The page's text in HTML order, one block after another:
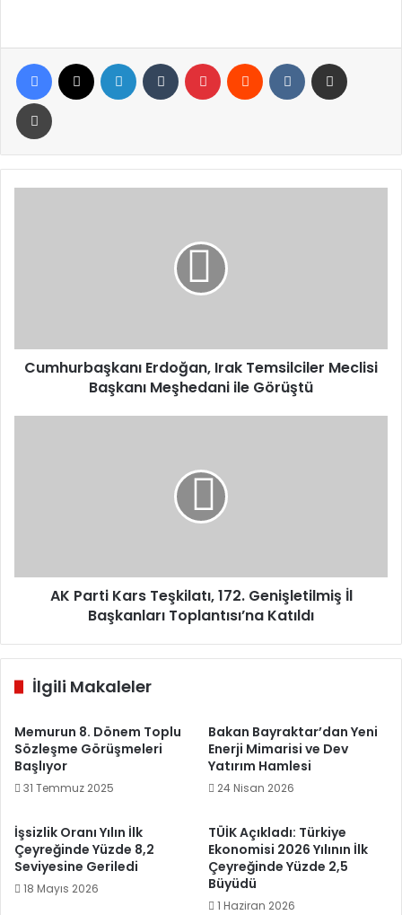
Facebook LinkedIn Tumblr Pinterest Reddit VKontakte
Yazdır
Görüştü
Cumhurbaşkanı Erdoğan, Irak Temsilciler Meclisi
Başkanı Meşhedani ile Görüştü
Toplantısı’na
AK Parti Kars Teşkilatı, 172. Genişletilmiş İl
Başkanları Toplantısı’na Katıldı
İlgili Makaleler
Memurun 8. Dönem Toplu
Sözleşme Görüşmeleri
Başlıyor
31 Temmuz 2025
Bakan Bayraktar’dan Yeni
Enerji Mimarisi ve Dev
Yatırım Hamlesi
24 Nisan 2026
İşsizlik Oranı Yılın İlk
Çeyreğinde Yüzde 8,2
Seviyesine Geriledi
18 Mayıs 2026
TÜİK Açıkladı: Türkiye
Ekonomisi 2026 Yılının İlk
Çeyreğinde Yüzde 2,5
Büyüdü
1 Haziran 2026